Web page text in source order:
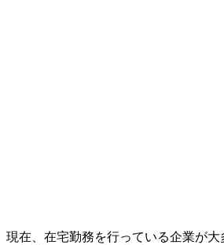
現在、在宅勤務を行っている企業が